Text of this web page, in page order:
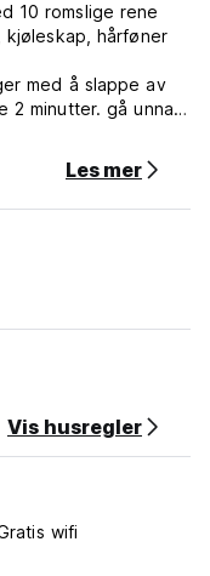
10 romslige rene
hårføner
med å slappe av
2 minutter. gå unna,
av noe som vår
mellom 1. mai og
from original
Les mer
Vis husregler
wifi‎